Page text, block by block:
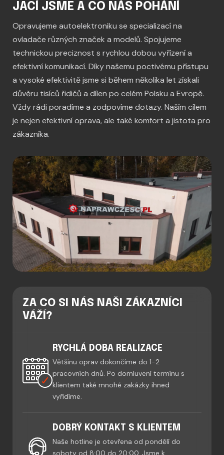
JACÍ JSME A CO NÁS POHÁNÍ
Opravujeme autoelektroniku se specializací na
ovladače různých značek a modelů. Spojujeme
technickou preciznost s rychlou dobou vyřízení a
efektivní komunikací. Díky našemu poctivému přístupu
a vysoké efektivitě jsme si během několika let získali
důvěru tisíců řidičů a dílen po celém Polsku a Evropě.
Vždy rádi poradíme a zodpovíme dotazy. Naším cílem
je nejen efektivní oprava, ale také komfort a jistota pro
zákazníka.
ZA CO SI NÁS NAŠI ZÁKAZNÍCI
VÁŽÍ?
RYCHLÁ DOBA REALIZACE
Většinu oprav dokončíme do 1-2
pracovních dnů. Po domluvení termínu s
klientem také mnohé zakázky ihned
vyřídíme.
DOBRÝ KONTAKT S KLIENTEM
Naše hotline je otevřena od pondělí do
soboty od 8:00 do 20:00. Jsme k